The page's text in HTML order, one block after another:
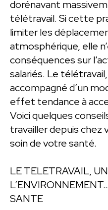
dorénavant
télétravail. Si cette
limiter les
atmosphérique, elle
conséquences sur
salariés. Le télétravail,
accompagné d’un
effet tendance à
Voici quelques
travailler depuis
soin de votre santé.
LE TELETRAVAIL,
SANTE